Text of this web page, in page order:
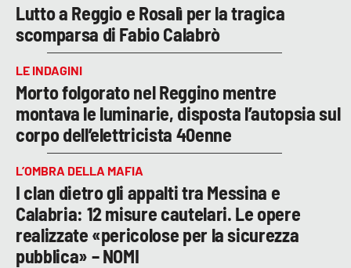
Lutto a Reggio e Rosalì per la tragica
scomparsa di Fabio Calabrò
LE INDAGINI
Morto folgorato nel Reggino mentre
montava le luminarie, disposta l’autopsia sul
corpo dell’elettricista 40enne
L’OMBRA DELLA MAFIA
I clan dietro gli appalti tra Messina e
Calabria: 12 misure cautelari. Le opere
realizzate «pericolose per la sicurezza
pubblica» – NOMI